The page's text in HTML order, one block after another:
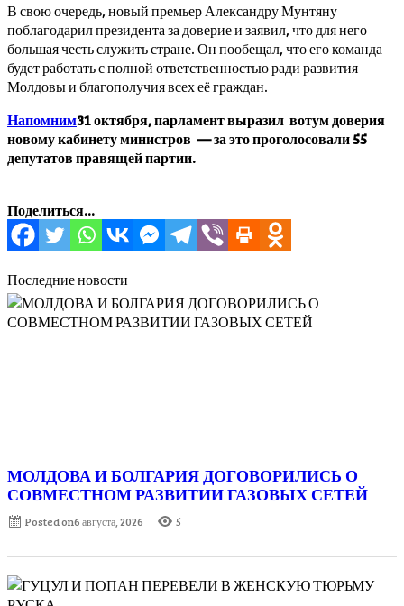
В свою очередь, новый премьер Александру Мунтяну
поблагодарил президента за доверие и заявил, что для него
большая честь служить стране. Он пообещал, что его команда
будет работать с полной ответственностью ради развития
Молдовы и благополучия всех её граждан.
Напомним31 октября, парламент выразил вотум доверия
новому кабинету министров — за это проголосовали 55
депутатов правящей партии.
Поделиться...
Последние новости
МОЛДОВА И БОЛГАРИЯ ДОГОВОРИЛИСЬ О
СОВМЕСТНОМ РАЗВИТИИ ГАЗОВЫХ СЕТЕЙ
Posted on6 августа, 2026 5